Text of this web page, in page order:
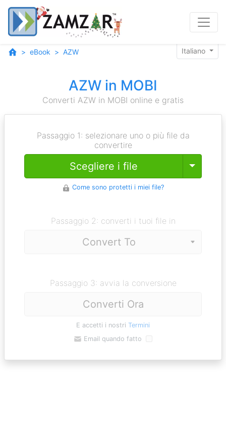
eBook AZW Italiano
AZW in MOBI
Converti AZW in MOBI online e gratis
Passaggio 1: selezionare uno o più file da
convertire
Scegliere i file Toggle
Come sono protetti i miei file?
Passaggio 2: converti i tuoi file in
Passaggio 3: avvia la conversione
Converti Ora
E accetti i nostri Termini
Email quando fatto